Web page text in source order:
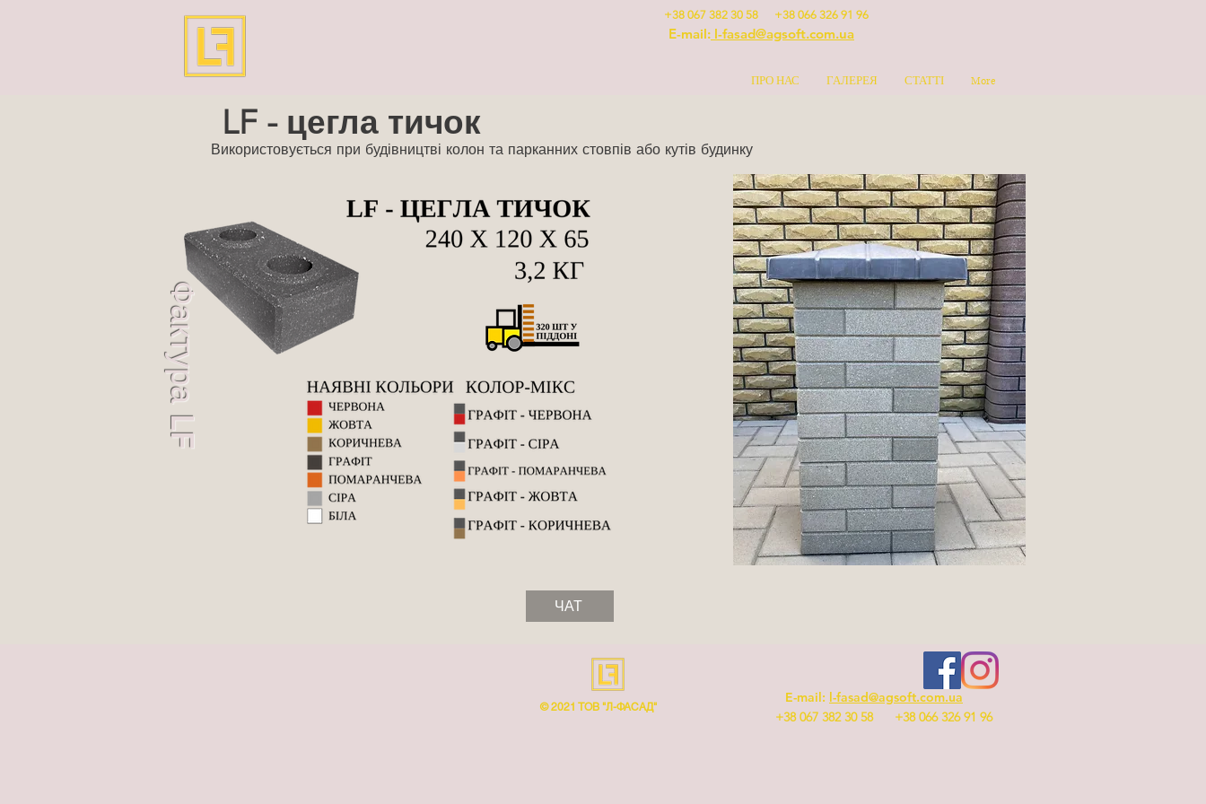
+38 067 382 30 58 +38 066 326 91 96
E-mail: l-fasad@agsoft.com.ua
ПРО НАС ГАЛЕРЕЯ СТАТТІ More
LF - цегла тичок
Використовується при будівництві колон та парканних стовпів або кутів будинку
Фактура LF
ЧАТ
© 2021 ТОВ "Л-ФАСАД"
E-mail: l-fasad@agsoft.com.ua
+38 067 382 30 58 +38 066 326 91 96